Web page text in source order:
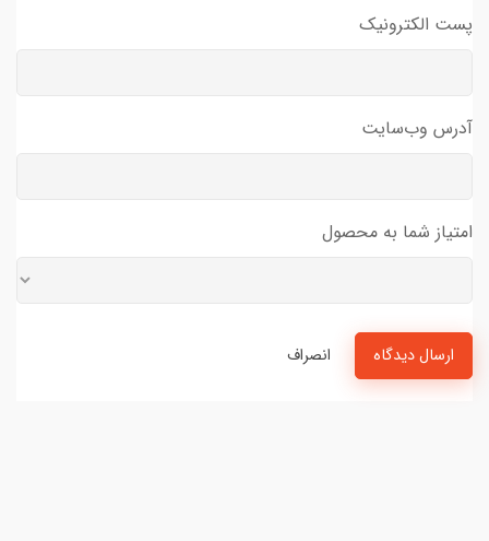
پست الکترونیک
آدرس وب‌سایت
امتیاز شما به محصول
ارسال دیدگاه انصراف